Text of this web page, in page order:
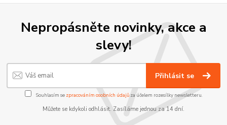
Nepropásněte novinky, akce a
slevy!
Přihlásit se
Souhlasím se zpracováním osobních údajůza účelem rozesílky newsletteru.
Můžete se kdykoli odhlásit. Zasíláme jednou za 14 dní.